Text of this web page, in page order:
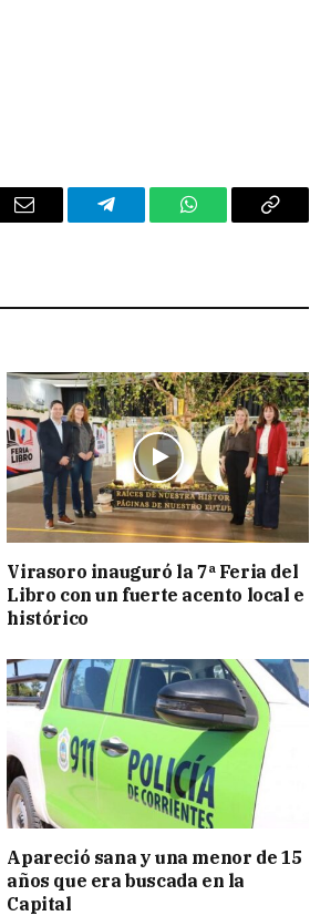
Email Telegram WhatsAppCopy
Virasoro inauguró la 7ª Feria del
Libro con un fuerte acento local e
histórico
Apareció sana y una menor de 15
años que era buscada en la
Capital